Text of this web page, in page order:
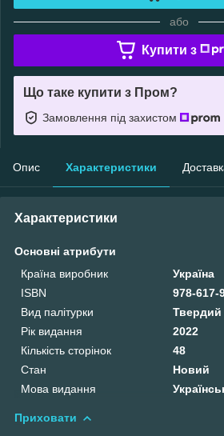
або
Купити з
Що таке купити з Пром?
Замовлення під захистом
Опис Характеристики
Характеристики
Основні атрибути
Країна виробник
Україна
ISBN
978-617-
Вид палітурки
Твердий
Рік видання
2022
Кількість сторінок
48
Стан
Новий
Мова видання
Приховати